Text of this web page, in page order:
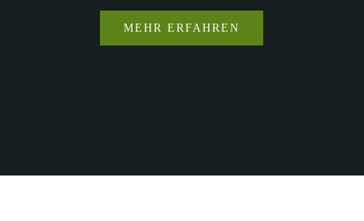
MEHR ERFAHREN